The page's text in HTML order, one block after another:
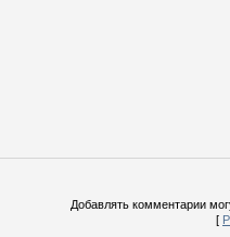
Добавлять комментарии
[